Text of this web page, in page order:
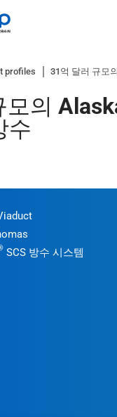
profiles 31억 달러 규모
의
수
SCS 방수 시스템